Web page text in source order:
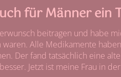
für Männer ein
beitragen und habe
Alle Medikamente
Der fand tatsächlich eine
Jetzt ist meine Frau in